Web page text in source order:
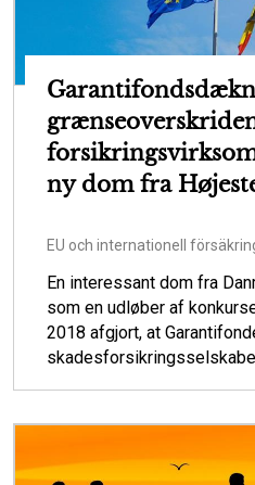
ny dom fra
EU och internationell
En interessant dom fra
som en udløber af
2018 afgjort, at